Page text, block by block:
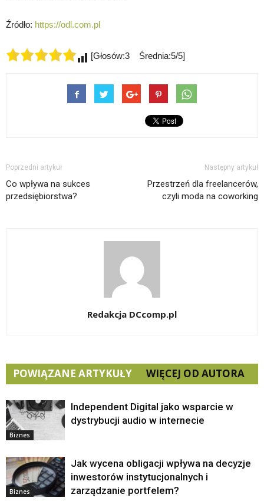
Źródło: https://odl.com.pl
[Głosów:3 Średnia:5/5]
Poprzedni artykuł
Co wpływa na sukces
przedsiębiorstwa?
Następny artykuł
Przestrzeń dla freelancerów,
czyli moda na coworking
Redakcja DCcomp.pl
POWIĄZANE ARTYKUŁY WIĘCEJ OD AUTORA
Biznes
Independent Digital jako wsparcie w
dystrybucji audio w internecie
Biznes
Jak wycena obligacji wpływa na decyzje
inwestorów instytucjonalnych i
zarządzanie portfelem?